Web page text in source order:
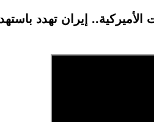
إيران تهدد